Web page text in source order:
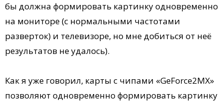
бы должна формировать картинку одновременно
на мониторе (с нормальными частотами
разверток) и телевизоре, но мне добиться от неё
результатов не удалось).
Как я уже говорил, карты с чипами «GeForce2MX»
позволяют одновременно формировать картинку